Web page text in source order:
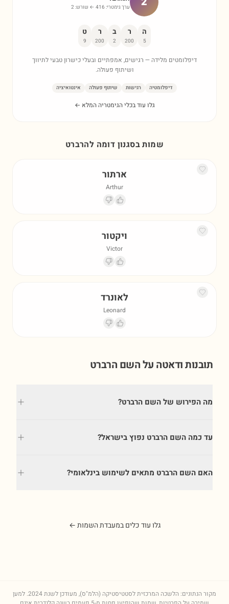
ערך גימטרי: 416 ← שורש:2
ה
5
ר
200
ב
2
ר
200
ט
9
דיפלומטים מלידה — רגישים, אמפתיים ובעלי כישרון טבעי לתיווך
ושיתוף פעולה.
דיפלומטיה רגישות שיתוף פעולה אינטואיציה
גלו עוד בכלי הגימטריה המלא ←
שמות בסגנון דומה להרברט
ארתור
Arthur
ויקטור
Victor
לאונרד
Leonard
תובנות ודאטה על השם הרברט
מה הפירוש של השם הרברט?
עד כמה השם הרברט נפוץ בישראל?
האם השם הרברט מתאים לשימוש בינלאומי?
גלו עוד כלים במעבדת השמות ←
מקור הנתונים: הלשכה המרכזית לסטטיסטיקה (הלמ"ס), מעודכן לשנת2024. למען